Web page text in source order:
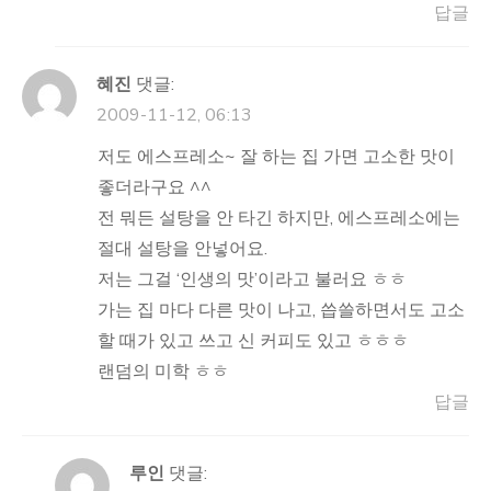
답글
혜진 댓글:
2009-11-12, 06:13
저도 에스프레소~ 잘 하는 집 가면 고소한 맛이
좋더라구요 ^^
전 뭐든 설탕을 안 타긴 하지만, 에스프레소에는
절대 설탕을 안넣어요.
저는 그걸 ‘인생의 맛’이라고 불러요 ㅎㅎ
가는 집 마다 다른 맛이 나고, 씁쓸하면서도 고소
할 때가 있고 쓰고 신 커피도 있고 ㅎㅎㅎ
랜덤의 미학 ㅎㅎ
답글
루인 댓글: